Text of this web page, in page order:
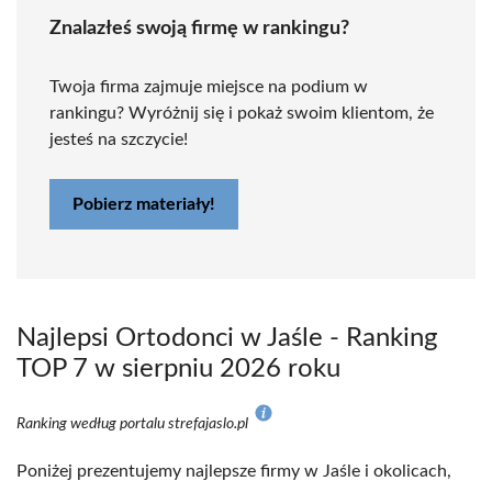
Znalazłeś swoją firmę w rankingu?
Twoja firma zajmuje miejsce na podium w
rankingu? Wyróżnij się i pokaż swoim klientom, że
jesteś na szczycie!
Pobierz materiały!
Najlepsi Ortodonci w Jaśle - Ranking
TOP 7 w sierpniu 2026 roku
Ranking według portalu strefajaslo.pl
Poniżej prezentujemy najlepsze firmy w Jaśle i okolicach,